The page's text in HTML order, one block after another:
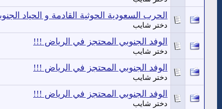
الحرب السعودية الحوثية القادمة و الحياد
دختر شايب
الوفد الجنوبي المحتجز في الرياض !!!
دختر شايب
الوفد الجنوبي المحتجز في الرياض !!!
دختر شايب
الوفد الجنوبي المحتجز في الرياض !!!
دختر شايب